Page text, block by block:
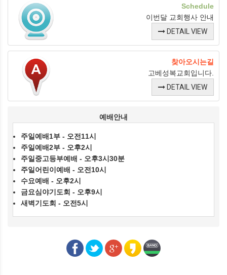
Schedule
이번달 교회행사 안내
DETAIL VIEW
찾아오시는길
고베성복교회입니다.
DETAIL VIEW
예배안내
주일예배1부 - 오전11시
주일예배2부 - 오후2시
주일중고등부예배 - 오후3시30분
주일어린이예배 - 오전10시
수요예배 - 오후2시
금요심야기도회 - 오후9시
새벽기도회 - 오전5시